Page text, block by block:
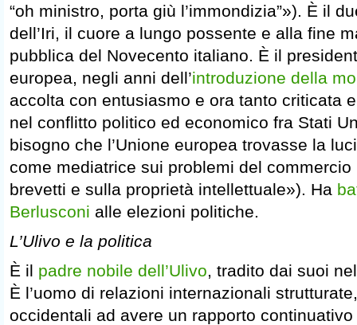
“oh ministro, porta giù l’immondizia”»). È il
dell’Iri, il cuore a lungo possente e alla fine
pubblica del Novecento italiano. È il
europea, negli anni dell’introduzione della
accolta con entusiasmo e ora tanto criticata
nel conflitto politico ed economico fra Stati
bisogno che l’Unione europea trovasse la
come mediatrice sui problemi del
brevetti e sulla proprietà intellettuale»). Ha
Berlusconi alle elezioni politiche.
L’Ulivo e la politica
È il padre nobile dell’Ulivo, tradito dai suoi
È l’uomo di relazioni internazionali
occidentali ad avere un rapporto